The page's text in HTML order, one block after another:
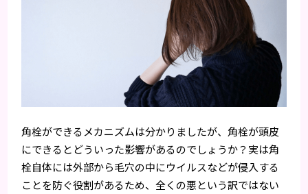
角栓ができるメカニズムは分かりましたが、角栓が頭皮
にできるとどういった影響があるのでしょうか？実は角
栓自体には外部から毛穴の中にウイルスなどが侵入する
ことを防ぐ役割があるため、全くの悪という訳ではない